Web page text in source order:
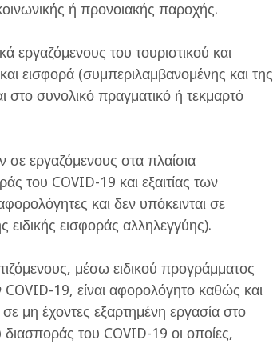
ή προνοιακής παροχής.
εργαζόμενους του τουριστικού και
εισφορά (συμπεριλαμβανομένης και της
στο συνολικό πραγματικό ή τεκμαρτό
σε εργαζόμενους στα πλαίσια
του COVID-19 και εξαιτίας των
και δεν υπόκεινται σε
εισφοράς αλληλεγγύης).
μέσω ειδικού προγράμματος
19, είναι αφορολόγητο καθώς και
μη έχοντες εξαρτημένη εργασία στο
του COVID-19 οι οποίες,